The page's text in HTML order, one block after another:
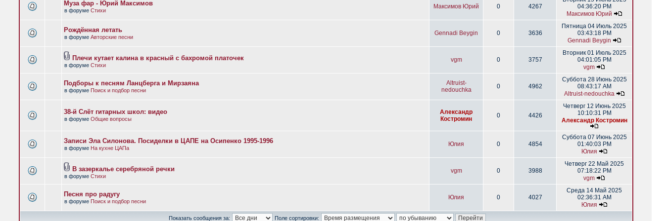
Муза фар - Юрий Максимов
в форуме Стихи
Максимов Юрий 0 4267
04:36:20 PM
Максимов Юрий
Рождённая летать
в форуме Авторские песни
Gennadi Beygin 0 3636
Пятница 04 Июль 2025
03:43:18 PM
Gennadi Beygin
Плечи кутает калина в красный с бахромой платочек
в форуме Стихи
vgm 0 3757
Вторник 01 Июль 2025
04:01:05 PM
vgm
Подборы к песням Ланцберга и Мирзаяна
в форуме Поиск и подбор песни
Altruist-
nedouchka
0 4962
Суббота 28 Июнь 2025
08:43:17 AM
Altruist-nedouchka
38-й Слёт гитарных школ: видео
в форуме Общие вопросы
Александр
Костромин
0 4426
Четверг 12 Июнь 2025
10:10:31 PM
Александр Костромин
Записи Эла Силонова. Посиделки в ЦАПЕ на Осипенко 1995-1996
в форуме На кухне ЦАПа
Юлия 0 4854
Суббота 07 Июнь 2025
01:40:03 PM
Юлия
В зазеркалье серебряной речки
в форуме Стихи
vgm 0 3988
Четверг 22 Май 2025
07:18:22 PM
vgm
Песня про радугу
в форуме Поиск и подбор песни
Юлия 0 4027
Среда 14 Май 2025
02:36:31 AM
Юлия
Показать сообщения за: Поле сортировки: